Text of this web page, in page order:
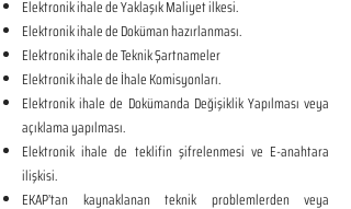
Elektronik ihale de Yaklaşık Maliyet ilkesi.
Elektronik ihale de Doküman hazırlanması.
Elektronik ihale de Teknik Şartnameler
Elektronik ihale de İhale Komisyonları.
Elektronik ihale de Dokümanda Değişiklik Yapılması veya
açıklama yapılması.
Elektronik ihale de teklifin şifrelenmesi ve E-anahtara
ilişkisi.
EKAP’tan kaynaklanan teknik problemlerden veya